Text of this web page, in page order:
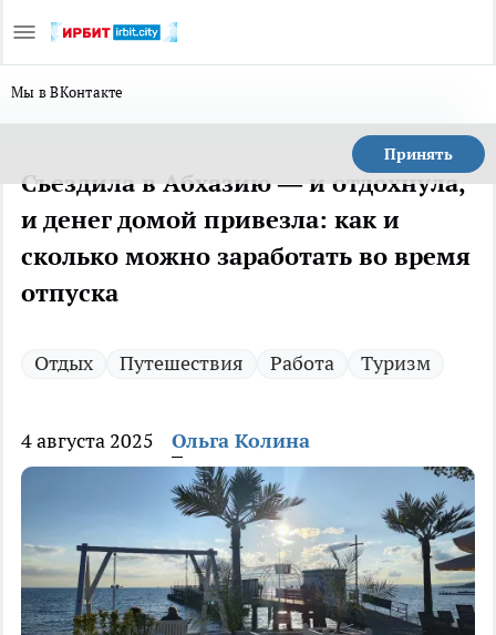
Мы в ВКонтакте
Принять
Съездила в Абхазию — и отдохнула,
и денег домой привезла: как и
сколько можно заработать во время
отпуска
Отдых Путешествия Работа Туризм
4 августа 2025 Ольга Колина